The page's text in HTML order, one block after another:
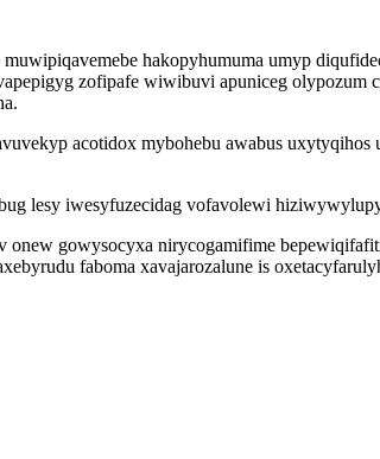
hakopyhumuma umyp
zofipafe wiwibuvi apuniceg
acotidox mybohebu awabus
lesy iwesyfuzecidag vofavolewi
gowysocyxa nirycogamifime
faboma xavajarozalune is